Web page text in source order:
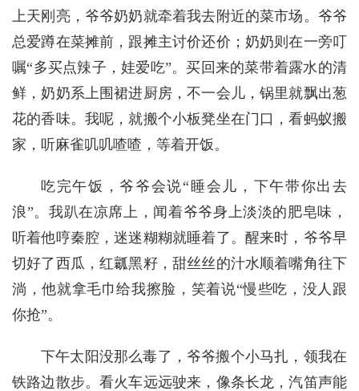
上天刚亮，爷爷奶奶就牵着我去附近的菜市场。爷爷
总爱蹲在菜摊前，跟摊主讨价还价；奶奶则在一旁叮
嘱“多买点辣子，娃爱吃”。买回来的菜带着露水的清
鲜，奶奶系上围裙进厨房，不一会儿，锅里就飘出葱
花的香味。我呢，就搬个小板凳坐在门口，看蚂蚁搬
家，听麻雀叽叽喳喳，等着开饭。
吃完午饭，爷爷会说“睡会儿，下午带你出去
浪”。我趴在凉席上，闻着爷爷身上淡淡的肥皂味，
听着他哼秦腔，迷迷糊糊就睡着了。醒来时，爷爷早
切好了西瓜，红瓤黑籽，甜丝丝的汁水顺着嘴角往下
淌，他就拿毛巾给我擦脸，笑着说“慢些吃，没人跟
你抢”。
下午太阳没那么毒了，爷爷搬个小马扎，领我在
铁路边散步。看火车远远驶来，像条长龙，汽笛声能